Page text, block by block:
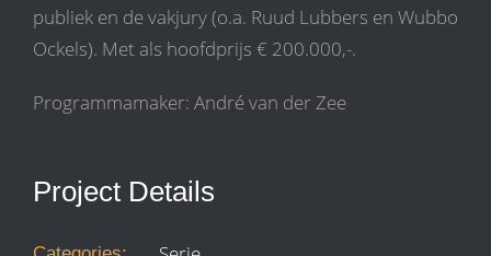
publiek en de vakjury (o.a. Ruud Lubbers en Wubbo
Ockels). Met als hoofdprijs € 200.000,-.
Programmamaker: André van der Zee
Project Details